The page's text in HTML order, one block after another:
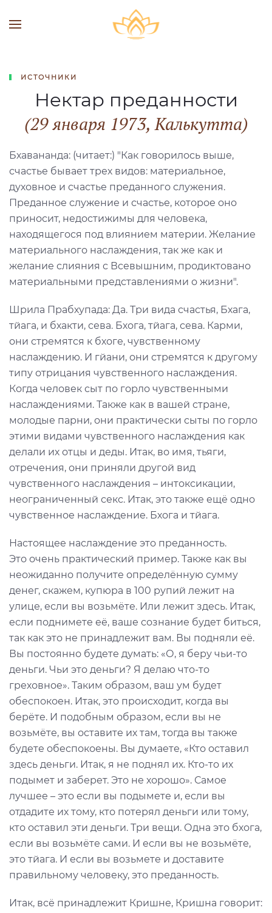
ИСТОЧНИКИ
Нектар преданности
(29 января 1973, Калькутта)
Бхавананда: (читает:) "Как говорилось выше,
счастье бывает трех видов: материальное,
духовное и счастье преданного служения.
Преданное служение и счастье, которое оно
приносит, недостижимы для человека,
находящегося под влиянием материи. Желание
материального наслаждения, так же как и
желание слияния с Всевышним, продиктовано
материальными представлениями о жизни".
Шрила Прабхупада: Да. Три вида счастья, Бхага,
тйага, и бхакти, сева. Бхога, тйага, сева. Карми,
они стремятся к бхоге, чувственному
наслаждению. И гйани, они стремятся к другому
типу отрицания чувственного наслаждения.
Когда человек сыт по горло чувственными
наслаждениями. Также как в вашей стране,
молодые парни, они практически сыты по горло
этими видами чувственного наслаждения как
делали их отцы и деды. Итак, во имя, тьяги,
отречения, они приняли другой вид
чувственного наслаждения – интоксикации,
неограниченный секс. Итак, это также ещё одно
чувственное наслаждение. Бхога и тйага.
Настоящее наслаждение это преданность.
Это очень практический пример. Также как вы
неожиданно получите определённую сумму
денег, скажем, купюра в 100 рупий лежит на
улице, если вы возьмёте. Или лежит здесь. Итак,
если поднимете её, ваше сознание будет биться,
так как это не принадлежит вам. Вы подняли её.
Вы постоянно будете думать: «О, я беру чьи-то
деньги. Чьи это деньги? Я делаю что-то
греховное». Таким образом, ваш ум будет
обеспокоен. Итак, это происходит, когда вы
берёте. И подобным образом, если вы не
возьмёте, вы оставите их там, тогда вы также
будете обеспокоены. Вы думаете, «Кто оставил
здесь деньги. Итак, я не поднял их. Кто-то их
подымет и заберет. Это не хорошо». Самое
лучшее – это если вы подымете и, если вы
отдадите их тому, кто потерял деньги или тому,
кто оставил эти деньги. Три вещи. Одна это бхога,
если вы возьмёте сами. И если вы не возьмёте,
это тйага. И если вы возьмете и доставите
правильному человеку, это преданность.
Итак, всё принадлежит Кришне, Кришна говорит: